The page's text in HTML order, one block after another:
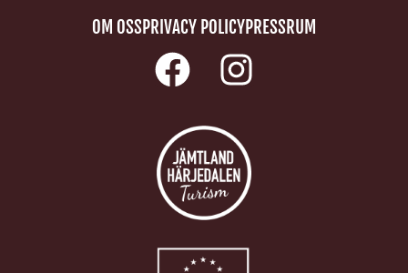
OM OSSPRIVACY POLICYPRESSRUM